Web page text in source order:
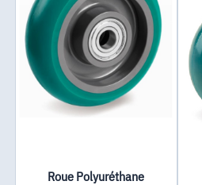
Roue Polyuréthane